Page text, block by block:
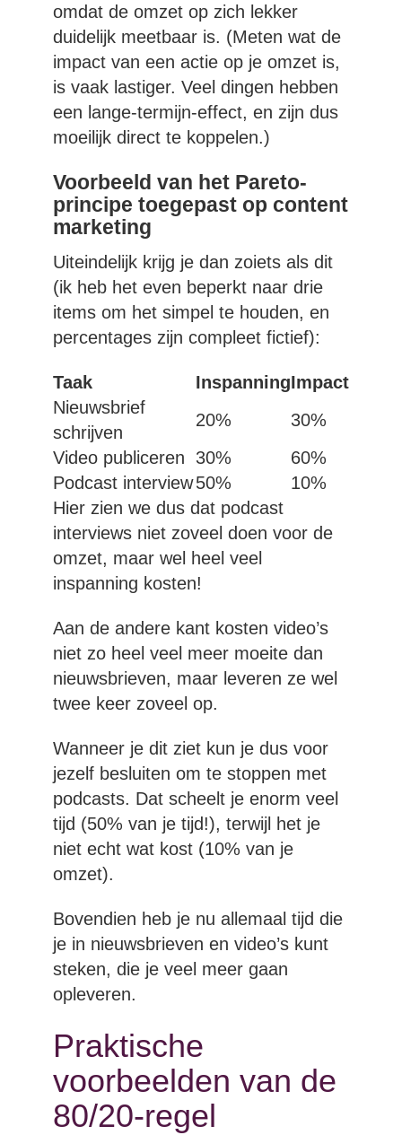
omdat de omzet op zich lekker
duidelijk meetbaar is. (Meten wat de
impact van een actie op je omzet is,
is vaak lastiger. Veel dingen hebben
een lange-termijn-effect, en zijn dus
moeilijk direct te koppelen.)
Voorbeeld van het Pareto-
principe toegepast op content
marketing
Uiteindelijk krijg je dan zoiets als dit
(ik heb het even beperkt naar drie
items om het simpel te houden, en
percentages zijn compleet fictief):
Taak InspanningImpact
Nieuwsbrief
schrijven
20%
30%
Video publiceren
30%
60%
Podcast interview50%
10%
Hier zien we dus dat podcast
interviews niet zoveel doen voor de
omzet, maar wel heel veel
inspanning kosten!
Aan de andere kant kosten video’s
niet zo heel veel meer moeite dan
nieuwsbrieven, maar leveren ze wel
twee keer zoveel op.
Wanneer je dit ziet kun je dus voor
jezelf besluiten om te stoppen met
podcasts. Dat scheelt je enorm veel
tijd (50% van je tijd!), terwijl het je
niet echt wat kost (10% van je
omzet).
Bovendien heb je nu allemaal tijd die
je in nieuwsbrieven en video’s kunt
steken, die je veel meer gaan
opleveren.
Praktische
voorbeelden van de
80/20-regel